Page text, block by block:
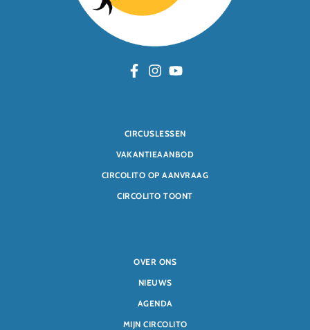
CIRCUSLESSEN
VAKANTIEAANBOD
CIRCOLITO OP AANVRAAG
CIRCOLITO TOONT
OVER ONS
NIEUWS
AGENDA
MIJN CIRCOLITO